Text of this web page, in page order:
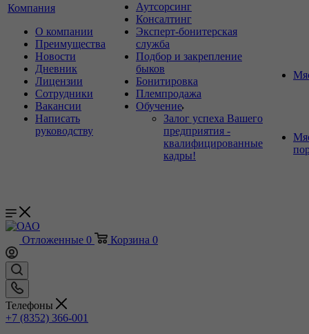
Компания
О компании
Преимущества
Новости
Дневник
Лицензии
Сотрудники
Вакансии
Написать
руководству
Аутсорсинг
Консалтинг
Эксперт-бонитерская
служба
Подбор и закрепление
быков
Бонитировка
Племпродажа
Обучение
Залог успеха Вашего
предприятия -
квалифицированные
кадры!
Отложенные 0 Корзина 0
Телефоны
+7 (8352) 366-001